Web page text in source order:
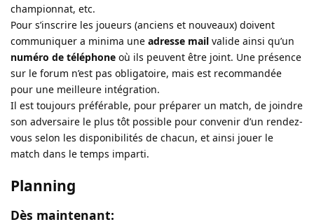
championnat, etc.
Pour s’inscrire les joueurs (anciens et nouveaux) doivent
communiquer a minima une adresse mail valide ainsi qu’un
numéro de téléphone où ils peuvent être joint. Une présence
sur le forum n’est pas obligatoire, mais est recommandée
pour une meilleure intégration.
Il est toujours préférable, pour préparer un match, de joindre
son adversaire le plus tôt possible pour convenir d’un rendez-
vous selon les disponibilités de chacun, et ainsi jouer le
match dans le temps imparti.
Planning
Dès maintenant: